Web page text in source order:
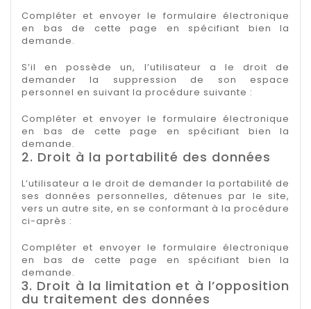
Compléter et envoyer le formulaire électronique
en bas de cette page en spécifiant bien la
demande.
S’il en possède un, l’utilisateur a le droit de
demander la suppression de son espace
personnel en suivant la procédure suivante :
Compléter et envoyer le formulaire électronique
en bas de cette page en spécifiant bien la
demande.
2. Droit à la portabilité des données
L’utilisateur a le droit de demander la portabilité de
ses données personnelles, détenues par le site,
vers un autre site, en se conformant à la procédure
ci-après :
Compléter et envoyer le formulaire électronique
en bas de cette page en spécifiant bien la
demande.
3. Droit à la limitation et à l’opposition
du traitement des données